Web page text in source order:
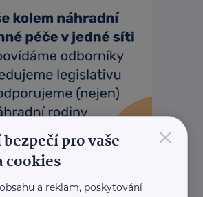
×
pro vaše
cookies
a reklam, poskytování